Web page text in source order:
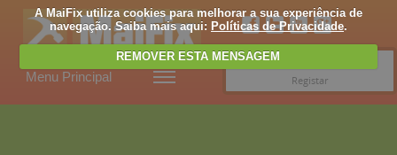
A MaiFix utiliza cookies para melhorar a sua experiência de
navegação. Saiba mais aqui: Políticas de Privacidade.
REMOVER ESTA MENSAGEM
Menu Principal
Registar